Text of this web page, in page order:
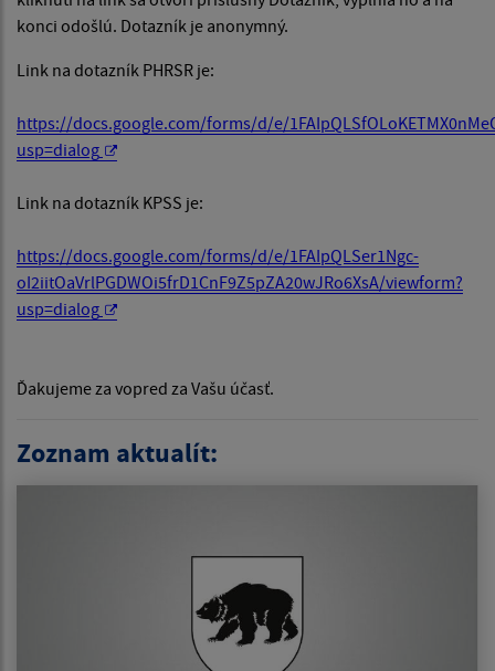
konci odošlú. Dotazník je anonymný.
Link na dotazník PHRSR je:
https://docs.google.com/forms/d/e/
usp=dialog
Link na dotazník KPSS je:
https://docs.google.com/forms/d/e/1FAIpQLSer1Ngc-
oI2iitOaVrlPGDWOi5frD1CnF9Z5pZA20wJRo6XsA/viewform?
usp=dialog
Ďakujeme za vopred za Vašu účasť.
Zoznam aktualít: